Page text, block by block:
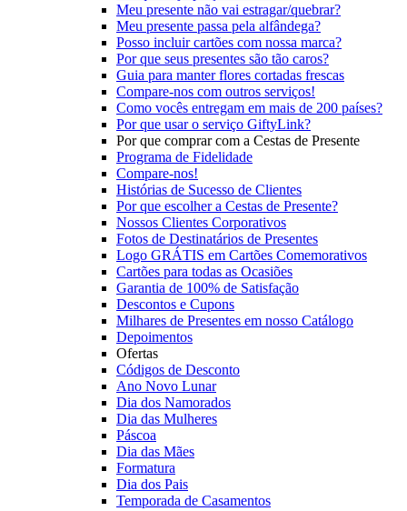
Meu presente não vai estragar/quebrar?
Meu presente passa pela alfândega?
Posso incluir cartões com nossa marca?
Por que seus presentes são tão caros?
Guia para manter flores cortadas frescas
Compare-nos com outros serviços!
Como vocês entregam em mais de 200 países?
Por que usar o serviço GiftyLink?
Por que comprar com a Cestas de Presente
Programa de Fidelidade
Compare-nos!
Histórias de Sucesso de Clientes
Por que escolher a Cestas de Presente?
Nossos Clientes Corporativos
Fotos de Destinatários de Presentes
Logo GRÁTIS em Cartões Comemorativos
Cartões para todas as Ocasiões
Garantia de 100% de Satisfação
Descontos e Cupons
Milhares de Presentes em nosso Catálogo
Depoimentos
Ofertas
Códigos de Desconto
Ano Novo Lunar
Dia dos Namorados
Dia das Mulheres
Páscoa
Dia das Mães
Formatura
Dia dos Pais
Temporada de Casamentos